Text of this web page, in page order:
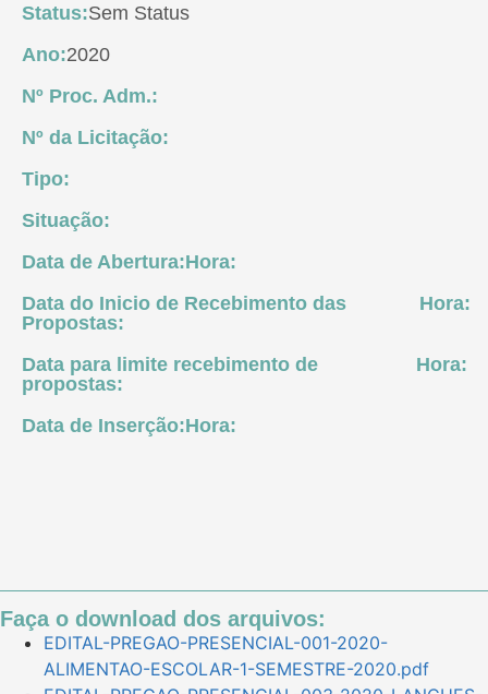
Status:Sem Status
Ano:2020
Nº Proc. Adm.:
Nº da Licitação:
Tipo:
Situação:
Data de Abertura:Hora:
Data do Inicio de Recebimento das
Propostas:
Hora:
Data para limite recebimento de
propostas:
Hora:
Data de Inserção:Hora:
Faça o download dos arquivos:
EDITAL-PREGAO-PRESENCIAL-001-2020-
ALIMENTAO-ESCOLAR-1-SEMESTRE-2020.pdf